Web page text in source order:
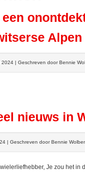
Alpen
| Geschreven door Bennie
nieuws in
| Geschreven door Bennie
Je zou het in